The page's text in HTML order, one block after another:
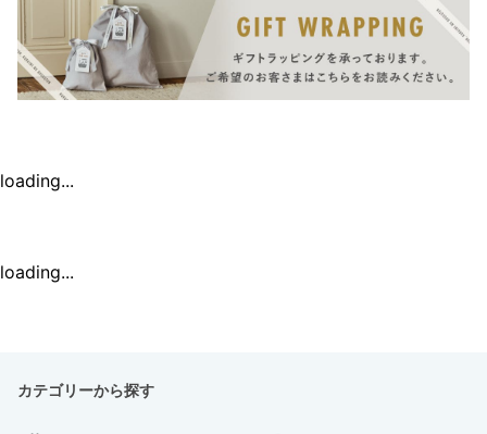
loading...
loading...
カテゴリーから探す